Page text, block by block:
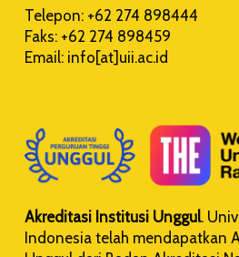
Telepon: +62 274 898444
Faks: +62 274 898459
Email: info[at]uii.ac.id
Akreditasi Institusi Unggul.
Indonesia telah mendapatkan